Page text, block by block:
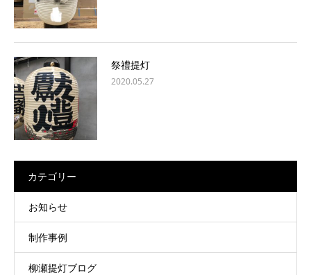
祭禮提灯
2020.05.27
カテゴリー
お知らせ
制作事例
柳瀬提灯ブログ